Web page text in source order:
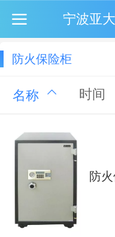
宁波亚
防火保险柜
名称 时间
防